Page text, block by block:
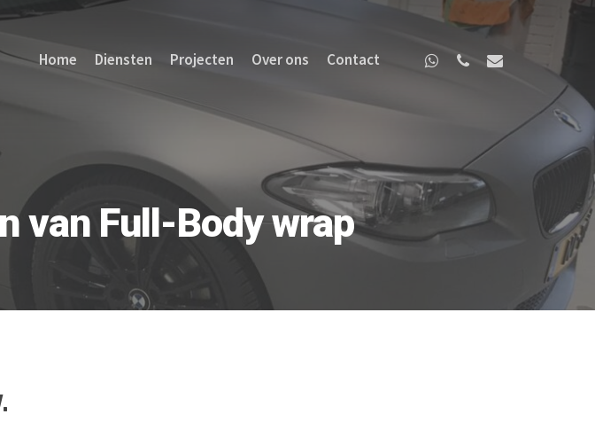
Home Diensten Projecten Over ons Contact
van Full-Body wrap